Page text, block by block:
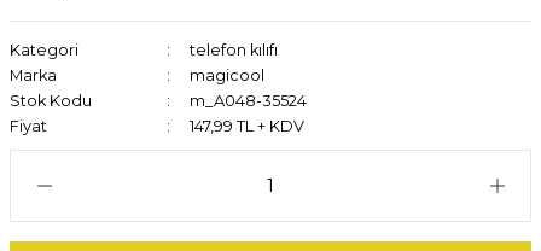
Kategori
telefon kılıfı
Marka
magicool
Stok Kodu
m_A048-35524
Fiyat
147,99 TL + KDV